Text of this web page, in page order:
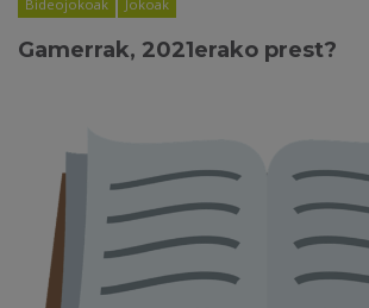
Bideojokoak Jokoak
Gamerrak, 2021erako prest?